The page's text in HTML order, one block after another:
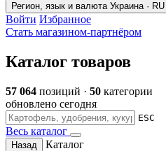
Регион, язык и валюта Украина ·
Войти Избранное
Стать магазином-партнёром
Каталог товаров
57 064 позиций · 50 категории
обновлено сегодня
ESC
Весь каталог
Назад
Каталог